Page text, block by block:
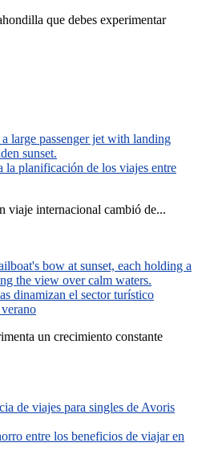
que debes experimentar
la planificación de los viajes entre
viaje internacional cambió de...
dinamizan el sector turístico
un crecimiento constante
entre los beneficios de viajar en